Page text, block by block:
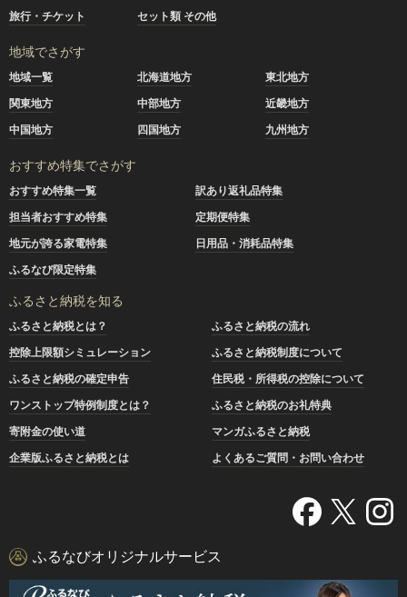
旅行・チケット
セット類 その他
地域でさがす
地域一覧 北海道地方
東北地方
関東地方
中部地方
近畿地方
中国地方
四国地方 九州地方
おすすめ特集でさがす
おすすめ特集一覧
訳あり返礼品特集
担当者おすすめ特集
定期便特集
地元が誇る家電特集
日用品・消耗品特集
ふるなび限定特集
ふるさと納税を知る
ふるさと納税とは？
ふるさと納税の流れ
控除上限額シミュレーション
ふるさと納税制度について
ふるさと納税の確定申告
住民税・所得税の控除について
ワンストップ特例制度とは？
ふるさと納税のお礼特典
寄附金の使い道
マンガふるさと納税
企業版ふるさと納税とは
よくあるご質問・お問い合わせ
ふるなびオリジナルサービス